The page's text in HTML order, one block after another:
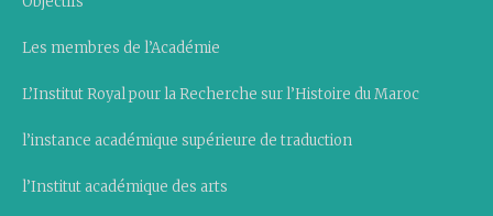
Les membres de l’Académie
L’Institut Royal pour la Recherche sur l’Histoire du Maroc
l’instance académique supérieure de traduction
l’Institut académique des arts